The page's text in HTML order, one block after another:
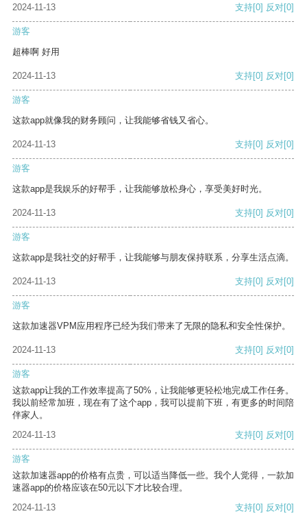
2024-11-13 支持[0] 反对[0]
游客
超棒啊 好用
2024-11-13 支持[0] 反对[0]
游客
这款app就像我的财务顾问，让我能够省钱又省心。
2024-11-13 支持[0] 反对[0]
游客
这款app是我娱乐的好帮手，让我能够放松身心，享受美好时光。
2024-11-13 支持[0] 反对[0]
游客
这款app是我社交的好帮手，让我能够与朋友保持联系，分享生活点滴。
2024-11-13 支持[0] 反对[0]
游客
这款加速器VPM应用程序已经为我们带来了无限的隐私和安全性保护。
2024-11-13 支持[0] 反对[0]
游客
这款app让我的工作效率提高了50%，让我能够更轻松地完成工作任务。
我以前经常加班，现在有了这个app，我可以提前下班，有更多的时间陪
伴家人。
2024-11-13
支持[0] 反对[0]
游客
这款加速器app的价格有点贵，可以适当降低一些。我个人觉得，一款加
速器app的价格应该在50元以下才比较合理。
2024-11-13
支持[0] 反对[0]